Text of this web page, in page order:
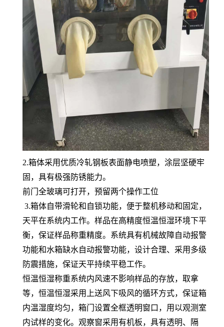
2.箱体采用优质冷轧钢板表面静电喷塑，涂层坚硬牢
固，具有极强防锈能力。
前门全玻璃可打开，预留两个操作工位
3.箱体自带滑轮和自锁功能，便于整机移动和固定，
天平在系统内工作。样品在高精度恒温恒湿环境下平
衡，保证样品称重精度。系统具有机械故障自动报警
功能和水箱缺水自动报警功能，设计合理、采用多级
防震措施，保证天平持续平稳工作。
恒温恒湿称重系统内风速不影响样品的存放，取拿
等，恒温恒湿采用上送风下吸风的循环方式，保证箱
内温湿度均匀，箱门设置全框透明窗口，用以观测室
内试样的变化。观察窗采用有机板，具有透明、隔